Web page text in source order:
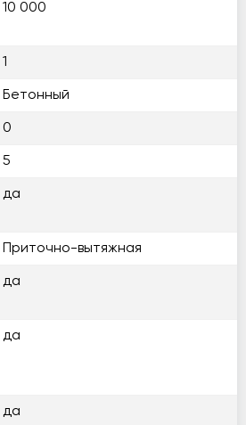
10 000
1
Бетонный
0
5
да
Приточно-вытяжная
да
да
да